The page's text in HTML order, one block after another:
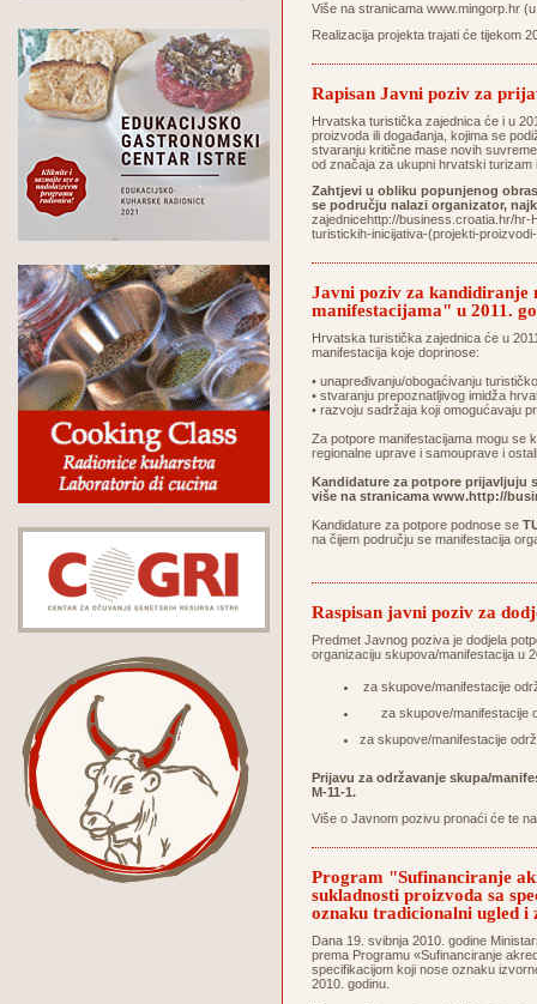
Više na stranicama www.mingorp.hr
Realizacija projekta trajati će tijekom
Rapisan Javni poziv za
Hrvatska turistička zajednica će i u
proizvoda ili događanja, kojima se
stvaranju kritične mase novih
od značaja za ukupni hrvatski turizam
Zahtjevi u obliku popunjenog
se području nalazi organizator,
zajednicehttp://business.croatia.hr/
turistickih-inicijativa-(projekti-
Javni poziv za kandidiranje
manifestacijama" u 2011.
Hrvatska turistička zajednica će u
manifestacija koje doprinose:
• unapređivanju/obogaćivanju
• stvaranju prepoznatljivog imidža
• razvoju sadržaja koji omogućavaju
Za potpore manifestacijama mogu se
regionalne uprave i samouprave i
Kandidature za potpore prijavljuju
više na stranicama www.http://
Kandidature za potpore podnose se
na čijem području se manifestacija
Raspisan javni poziv za
Predmet Javnog poziva je dodjela
organizaciju skupova/manifestacija u
za skupove/manifestacije
za skupove/manifestacije
za skupove/manifestacije
Prijavu za održavanje skupa/
M-11-1.
Više o Javnom pozivu pronaći će te
Program "Sufinanciranje
sukladnosti proizvoda sa
oznaku tradicionalni ugled i
Dana 19. svibnja 2010. godine
prema Programu «Sufinanciranje
specifikacijom koji nose oznaku
2010. godinu.